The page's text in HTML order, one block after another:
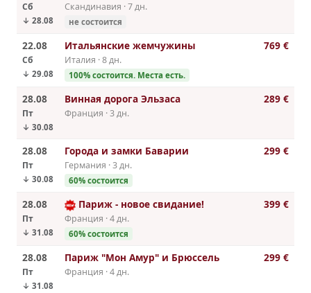
Сб
↓ 28.08
Скандинавия · 7 дн.
не состоится
22.08
Сб
↓ 29.08
Итальянские жемчужины
Италия · 8 дн.
100% cостоится. Места есть.
769 €
28.08
Пт
↓ 30.08
Винная дорога Эльзаса
Франция · 3 дн.
289 €
28.08
Пт
↓ 30.08
Города и замки Баварии
Германия · 3 дн.
60% cостоится
299 €
28.08
Пт
↓ 31.08
Париж - новое свидание!
Франция · 4 дн.
60% cостоится
399 €
28.08
Пт
↓ 31.08
Париж "Мон Амур" и Брюссель
Франция · 4 дн.
299 €